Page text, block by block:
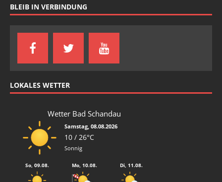
BLEIB IN VERBINDUNG
LOKALES WETTER
Wetter Bad Schandau
Samstag, 08.08.2026
10 / 26°C
Sonnig
So, 09.08. Mo, 10.08. Di, 11.08.